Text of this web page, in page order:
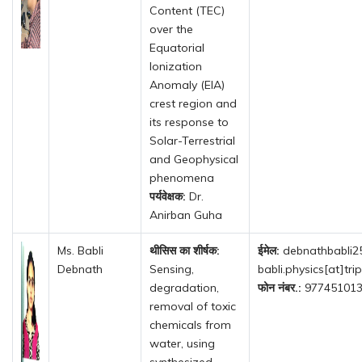
Content (TEC)
over the
Equatorial
Ionization
Anomaly (EIA)
crest region and
its response to
Solar-Terrestrial
and Geophysical
phenomena
पर्यवेक्षक: Dr.
Anirban Guha
Ms. Babli
Debnath
थीसिस का शीर्षक:
Sensing,
degradation,
removal of toxic
chemicals from
water, using
ईमेल:
फोन नंबर.: